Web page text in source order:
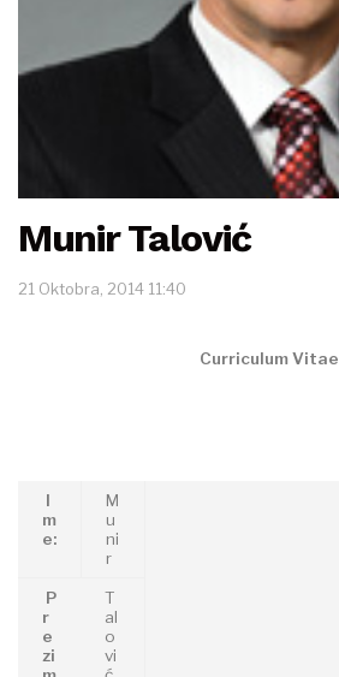
Munir Talović
21 Oktobra, 2014 11:40
Curriculum Vitae
I
m
e:
M
u
ni
r
P
r
e
zi
T
al
o
vi